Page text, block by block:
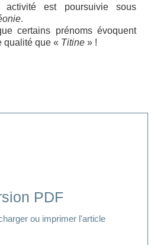
activité est poursuivie sous
.
certains prénoms évoquent
qualité que « Titine » !
PDF
ou imprimer l'article
Cliquer ici